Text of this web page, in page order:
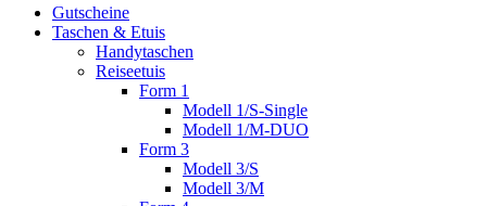
Gutscheine
Taschen & Etuis
Handytaschen
Reiseetuis
Form 1
Modell 1/S-Single
Modell 1/M-DUO
Form 3
Modell 3/S
Modell 3/M